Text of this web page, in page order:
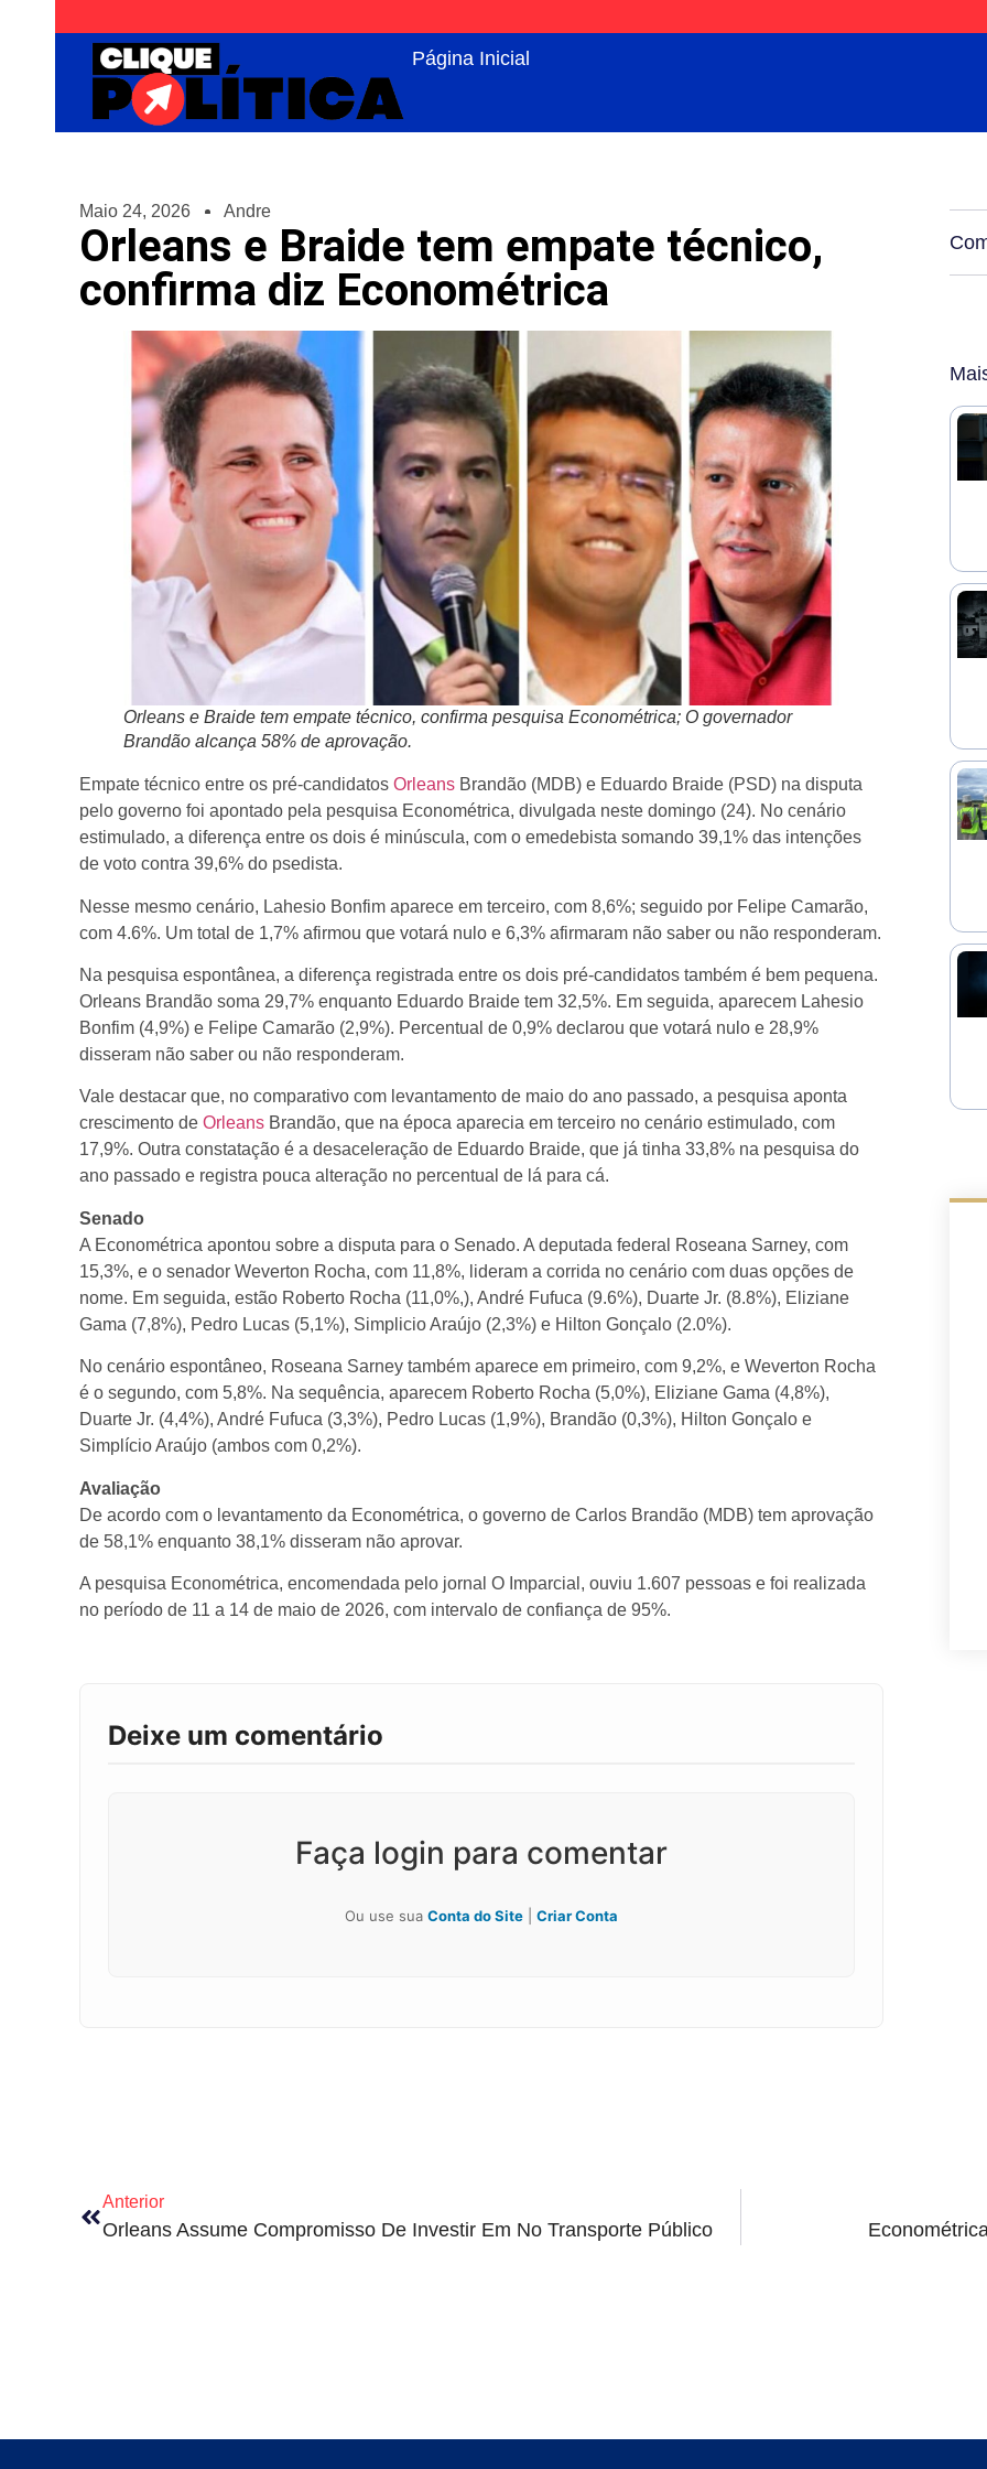
Página Inicial
Maio 24, 2026 Andre
Orleans e Braide tem empate técnico,
confirma diz Econométrica
Orleans e Braide tem empate técnico, confirma pesquisa Econométrica; O governador
Brandão alcança 58% de aprovação.
Empate técnico entre os pré-candidatos Orleans Brandão (MDB) e Eduardo Braide (PSD) na disputa
pelo governo foi apontado pela pesquisa Econométrica, divulgada neste domingo (24). No cenário
estimulado, a diferença entre os dois é minúscula, com o emedebista somando 39,1% das intenções
de voto contra 39,6% do psedista.
Nesse mesmo cenário, Lahesio Bonfim aparece em terceiro, com 8,6%; seguido por Felipe Camarão,
com 4.6%. Um total de 1,7% afirmou que votará nulo e 6,3% afirmaram não saber ou não responderam.
Na pesquisa espontânea, a diferença registrada entre os dois pré-candidatos também é bem pequena.
Orleans Brandão soma 29,7% enquanto Eduardo Braide tem 32,5%. Em seguida, aparecem Lahesio
Bonfim (4,9%) e Felipe Camarão (2,9%). Percentual de 0,9% declarou que votará nulo e 28,9%
disseram não saber ou não responderam.
Vale destacar que, no comparativo com levantamento de maio do ano passado, a pesquisa aponta
crescimento de Orleans Brandão, que na época aparecia em terceiro no cenário estimulado, com
17,9%. Outra constatação é a desaceleração de Eduardo Braide, que já tinha 33,8% na pesquisa do
ano passado e registra pouca alteração no percentual de lá para cá.
Senado
A Econométrica apontou sobre a disputa para o Senado. A deputada federal Roseana Sarney, com
15,3%, e o senador Weverton Rocha, com 11,8%, lideram a corrida no cenário com duas opções de
nome. Em seguida, estão Roberto Rocha (11,0%,), André Fufuca (9.6%), Duarte Jr. (8.8%), Eliziane
Gama (7,8%), Pedro Lucas (5,1%), Simplicio Araújo (2,3%) e Hilton Gonçalo (2.0%).
No cenário espontâneo, Roseana Sarney também aparece em primeiro, com 9,2%, e Weverton Rocha
é o segundo, com 5,8%. Na sequência, aparecem Roberto Rocha (5,0%), Eliziane Gama (4,8%),
Duarte Jr. (4,4%), André Fufuca (3,3%), Pedro Lucas (1,9%), Brandão (0,3%), Hilton Gonçalo e
Simplício Araújo (ambos com 0,2%).
Avaliação
De acordo com o levantamento da Econométrica, o governo de Carlos Brandão (MDB) tem aprovação
de 58,1% enquanto 38,1% disseram não aprovar.
A pesquisa Econométrica, encomendada pelo jornal O Imparcial, ouviu 1.607 pessoas e foi realizada
no período de 11 a 14 de maio de 2026, com intervalo de confiança de 95%.
Deixe um comentário
Faça login para comentar
Ou use sua Conta do Site Criar Conta
Anterior
Orleans Assume Compromisso De Investir Em No Transporte Público